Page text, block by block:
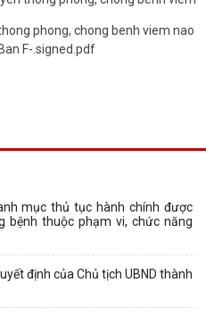
phong, chong benh viem nao
F-.signed.pdf
mục thủ tục hành chính được
bệnh thuộc phạm vi, chức năng
định của Chủ tịch UBND thành